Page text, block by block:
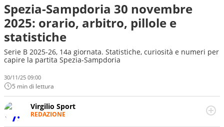
Spezia-Sampdoria 30 novembre
2025: orario, arbitro, pillole e
statistiche
Serie B 2025-26, 14a giornata. Statistiche, curiosità e numeri per
capire la partita Spezia-Sampdoria
30/11/25 09:00
5 min di lettura
Virgilio Sport
REDAZIONE